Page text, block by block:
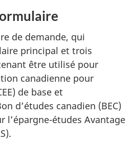
de demande, qui
principal et trois
être utilisé pour
canadienne pour
) de base et
d’études canadien (BEC)
l’épargne-études Avantage
).